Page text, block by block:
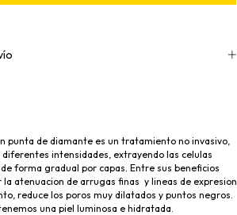
punta de diamante es un tratamiento no invasivo,
diferentes intensidades, extrayendo las celulas
forma gradual por capas. Entre sus beneficios
la atenuacion de arrugas finas y lineas de expresion
reduce los poros muy dilatados y puntos negros.
una piel luminosa e hidratada.